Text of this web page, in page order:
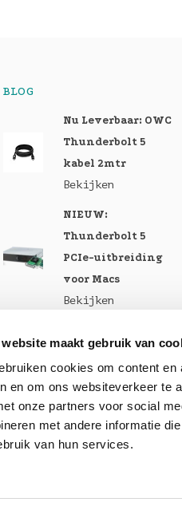
website maakt gebruik van
cookies om content
en om ons websiteverkeer te
onze partners voor social
met andere informatie
van hun services.
BLOG
Nu Leverbaar: OWC
Thunderbolt 5
kabel 2mtr
Bekijken
NIEUW:
Thunderbolt 5
PCIe-uitbreiding
voor Macs
Bekijken
MacBook Pro M5
Pro en M5 Max
Bekijken
Nu leverbaar: OWC
Helios 5S